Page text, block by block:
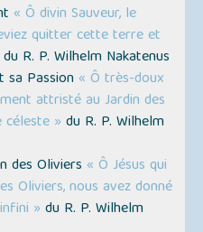
« Ô divin Sauveur, le
quitter cette terre et
du R. P. Wilhelm Nakatenus
sa Passion « Ô très-doux
attristé au Jardin des
» du R. P. Wilhelm
des Oliviers « Ô Jésus qui
Oliviers, nous avez donné
» du R. P. Wilhelm